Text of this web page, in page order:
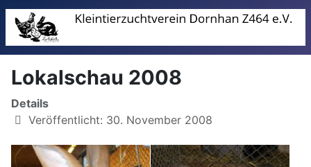
Lokalschau 2008
Details
Veröffentlicht: 30. November 2008